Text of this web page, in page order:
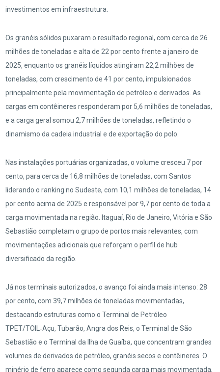
investimentos em infraestrutura.
Os granéis sólidos puxaram o resultado regional, com cerca de 26
milhões de toneladas e alta de 22 por cento frente a janeiro de
2025, enquanto os granéis líquidos atingiram 22,2 milhões de
toneladas, com crescimento de 41 por cento, impulsionados
principalmente pela movimentação de petróleo e derivados. As
cargas em contêineres responderam por 5,6 milhões de toneladas,
e a carga geral somou 2,7 milhões de toneladas, refletindo o
dinamismo da cadeia industrial e de exportação do polo.
Nas instalações portuárias organizadas, o volume cresceu 7 por
cento, para cerca de 16,8 milhões de toneladas, com Santos
liderando o ranking no Sudeste, com 10,1 milhões de toneladas, 14
por cento acima de 2025 e responsável por 9,7 por cento de toda a
carga movimentada na região. Itaguaí, Rio de Janeiro, Vitória e São
Sebastião completam o grupo de portos mais relevantes, com
movimentações adicionais que reforçam o perfil de hub
diversificado da região.
Já nos terminais autorizados, o avanço foi ainda mais intenso: 28
por cento, com 39,7 milhões de toneladas movimentadas,
destacando estruturas como o Terminal de Petróleo
TPET/TOIL‑Açu, Tubarão, Angra dos Reis, o Terminal de São
Sebastião e o Terminal da Ilha de Guaíba, que concentram grandes
volumes de derivados de petróleo, granéis secos e contêineres. O
minério de ferro aparece como segunda carga mais movimentada,